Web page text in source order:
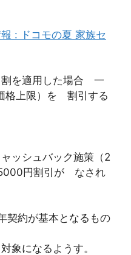
: ドコモの夏 家族セ
を適用した場合 一
格上限）を 割引する
ッシュバック施策（2
円割引が なされ
約が基本となるもの
象になるようす。